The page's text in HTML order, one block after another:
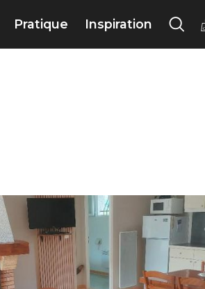
Pratique Inspiration